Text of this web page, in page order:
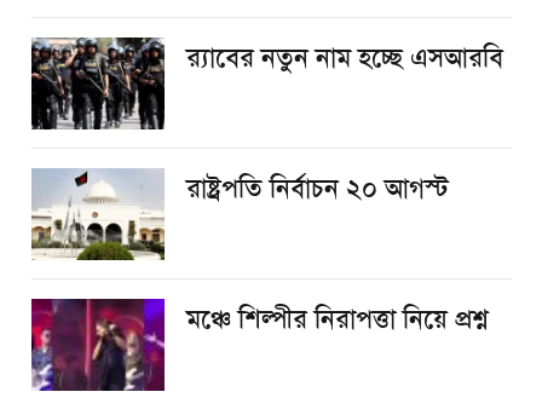
র‌্যাবের নতুন নাম হচ্ছে এসআরবি
রাষ্ট্রপতি নির্বাচন ২০ আগস্ট
​মঞ্চে শিল্পীর নিরাপত্তা নিয়ে প্রশ্ন